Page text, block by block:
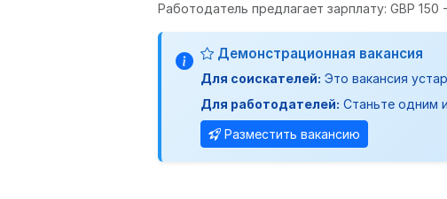
Работодатель предлагает зарплату: GBP 150
Демонстрационная вакансия
Для соискателей: Это вакансия
Для работодателей: Станьте одним
Разместить вакансию